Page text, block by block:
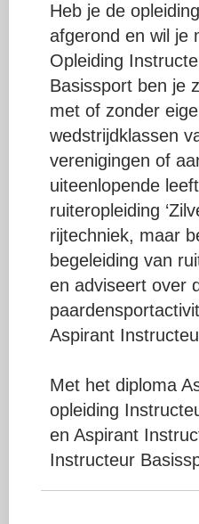
Heb je de
afgerond en wil je
Opleiding
Basissport ben je
met of zonder
wedstrijdklassen
verenigingen of
uiteenlopende
ruiteropleiding
rijtechniek, maar
begeleiding van
en adviseert over
Aspirant
Met het diploma
opleiding
en Aspirant
Instructeur